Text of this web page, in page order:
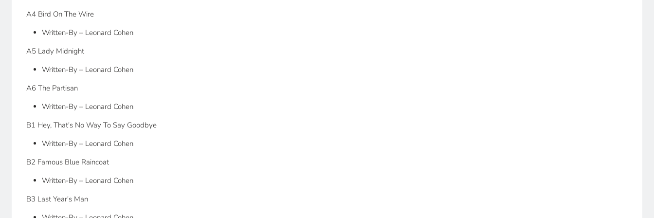
A4 Bird On The Wire
Written-By – Leonard Cohen
A5 Lady Midnight
Written-By – Leonard Cohen
A6 The Partisan
Written-By – Leonard Cohen
B1 Hey, That's No Way To Say Goodbye
Written-By – Leonard Cohen
B2 Famous Blue Raincoat
Written-By – Leonard Cohen
B3 Last Year's Man